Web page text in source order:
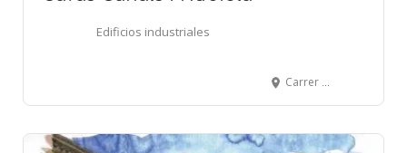
Edificios industriales
Carrer de Martorell, 2 - SANT ESTEVE DE SESROVIRES